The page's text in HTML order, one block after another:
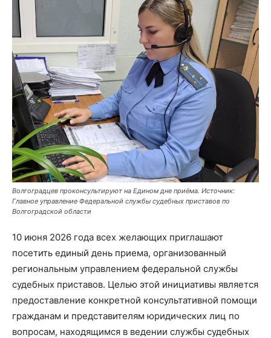
Волгоградцев проконсультируют на Едином дне приёма. Источник:
Главное управление Федеральной службы судебных приставов по
Волгоградской области
10 июня 2026 года всех желающих приглашают
посетить единый день приема, организованный
региональным управлением федеральной службы
судебных приставов. Целью этой инициативы является
предоставление конкретной консультативной помощи
гражданам и представителям юридических лиц по
вопросам, находящимся в ведении службы судебных